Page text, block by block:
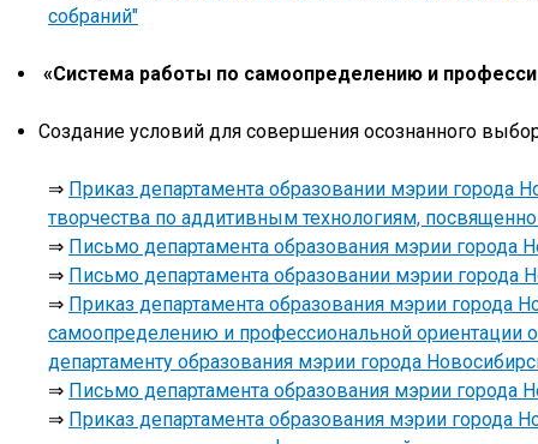
собраний"
«Система работы по самоопределению и
Создание условий для совершения осознанного
⇒ Приказ департамента образовании мэрии города
творчества по аддитивным технологиям,
⇒ Письмо департамента образования мэрии города
⇒ Письмо департамента образовании мэрии города
⇒ Приказ департамента образования мэрии города
самоопределению и профессиональной ориентации
департаменту образования мэрии города
⇒ Письмо департамента образования мэрии города
⇒ Приказ департамента образования мэрии города